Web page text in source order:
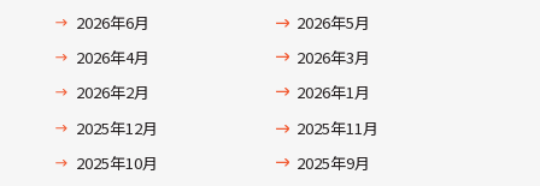
2026年6月
2026年5月
2026年4月
2026年3月
2026年2月
2026年1月
2025年12月
2025年11月
2025年10月
2025年9月